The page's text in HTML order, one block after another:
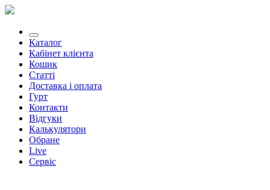
Каталог
Кабінет клієнта
Кошик
Статті
Доставка і оплата
Гурт
Контакти
Відгуки
Калькулятори
Обране
Live
Сервіс